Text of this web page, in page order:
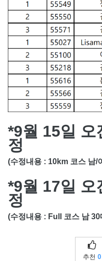
*9월 15일 오
정
(수정내용 : 10km 코스 남/
*9월 17일 오
정
(수정내용 : Full 코스 남 30
추천 0